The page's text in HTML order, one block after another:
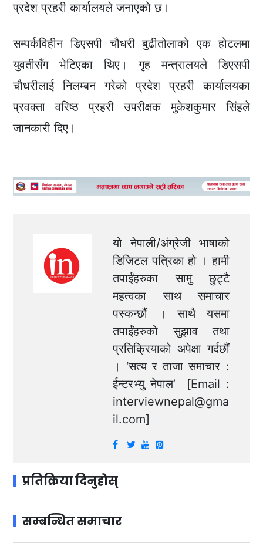
प्रदेश प्रहरी कार्यालयले जनाएको छ।
सम्पर्कविहीन डिएसपी चौधरी बुढीतोलाको एक होटलमा
युवतीसँग भेटिएका थिए। गृह मन्त्रालयले डिएसपी
चौधरीलाई निलम्बन गरेको प्रदेश प्रहरी कार्यालयका
प्रवक्ता वरिष्ठ प्रहरी उपरीक्षक मुकेशकुमार सिंहले
जानकारी दिए।
यो नेपाली/अंग्रेजी भाषाको
डिजिटल पत्रिका हो । हामी
तपाईंहरुका सामु छुट्टै
महत्वका साथ समाचार
पस्कन्छौं । साथै यसमा
तपाईंहरुको सुझाव तथा
प्रतिक्रियाको अपेक्षा गर्दछौं
। ‘सत्य र ताजा समाचार :
ईन्टरभ्यु नेपाल’ [Email :
interviewnepal@gma
il.com]
प्रतिक्रिया दिनुहोस्
सम्बन्धित समाचार